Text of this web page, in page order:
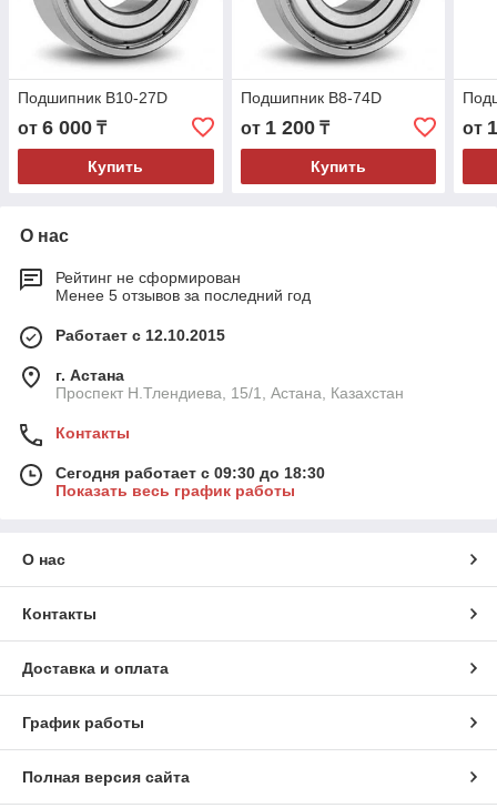
Подшипник B10-27D
от 6 000 ₸
Купить
Подшипник B8-74D
от 1 200₸
Купить
от
О нас
Рейтинг не сформирован
Менее 5 отзывов за последний год
Работает с 12.10.2015
г. Астана
Проспект Н.Тлендиева, 15/1, Астана, Казахстан
Контакты
Сегодня работает с 09:30 до 18:30
Показать весь график работы
О нас
Контакты
Доставка и оплата
График работы
Полная версия сайта